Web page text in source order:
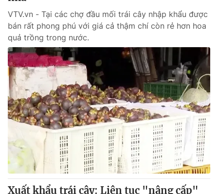
VTV.vn - Tại các chợ đầu mối trái cây nhập khẩu được
bán rất phong phú với giá cả thậm chí còn rẻ hơn hoa
quả trồng trong nước.
Xuất khẩu trái cây: Liên tục "nâng cấp"